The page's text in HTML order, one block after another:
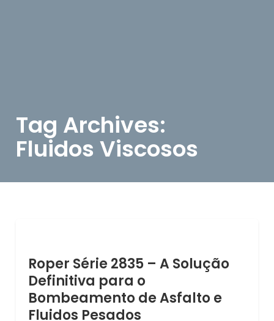
Tag Archives:
Fluidos Viscosos
Roper Série 2835 – A Solução
Definitiva para o
Bombeamento de Asfalto e
Fluidos Pesados